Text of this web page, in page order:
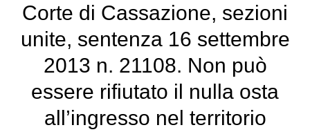
Corte di Cassazione, sezioni
unite, sentenza 16 settembre
2013 n. 21108. Non può
essere rifiutato il nulla osta
all’ingresso nel territorio